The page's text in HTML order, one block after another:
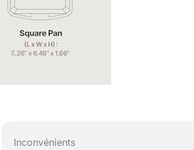
Inconvénients